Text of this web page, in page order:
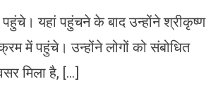
पहुंचे। यहां पहुंचने के बाद उन्होंने श्रीकृष्ण
में पहुंचे। उन्होंने लोगों को संबोधित
मिला है, […]